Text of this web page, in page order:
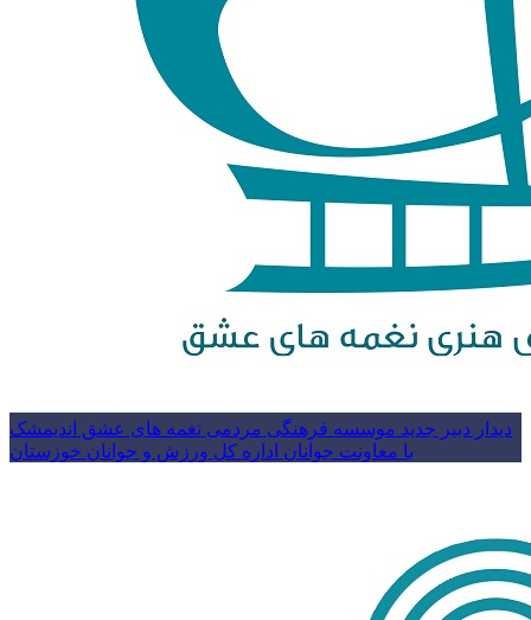
دیدار دبیر جدید موسسه فرهنگی مردمی نغمه های عشق اندیمشک
با معاونت جوانان اداره کل ورزش و جوانان خوزستان